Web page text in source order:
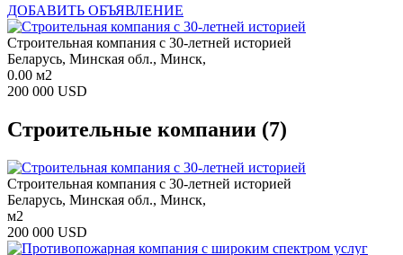
ДОБАВИТЬ ОБЪЯВЛЕНИЕ
Строительная компания с 30-летней историей
Беларусь, Минская обл., Минск,
0.00 м2
200 000 USD
Строительные компании (7)
Строительная компания с 30-летней историей
Беларусь, Минская обл., Минск,
м2
200 000 USD